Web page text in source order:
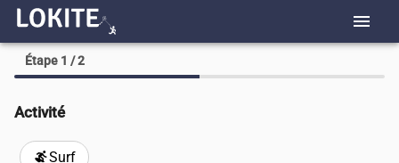
menu
Étape 1 / 2
Activité
surfingSurf